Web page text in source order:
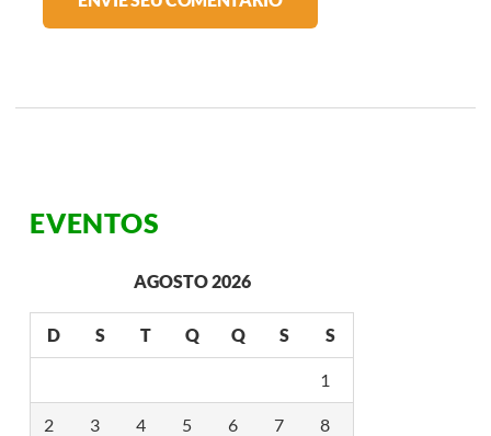
EVENTOS
AGOSTO 2026
D S T Q Q S S
1
2 3 4 5 6 7 8